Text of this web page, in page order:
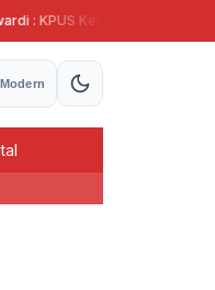
Kendal Siap Terlibat Suplai
Modern